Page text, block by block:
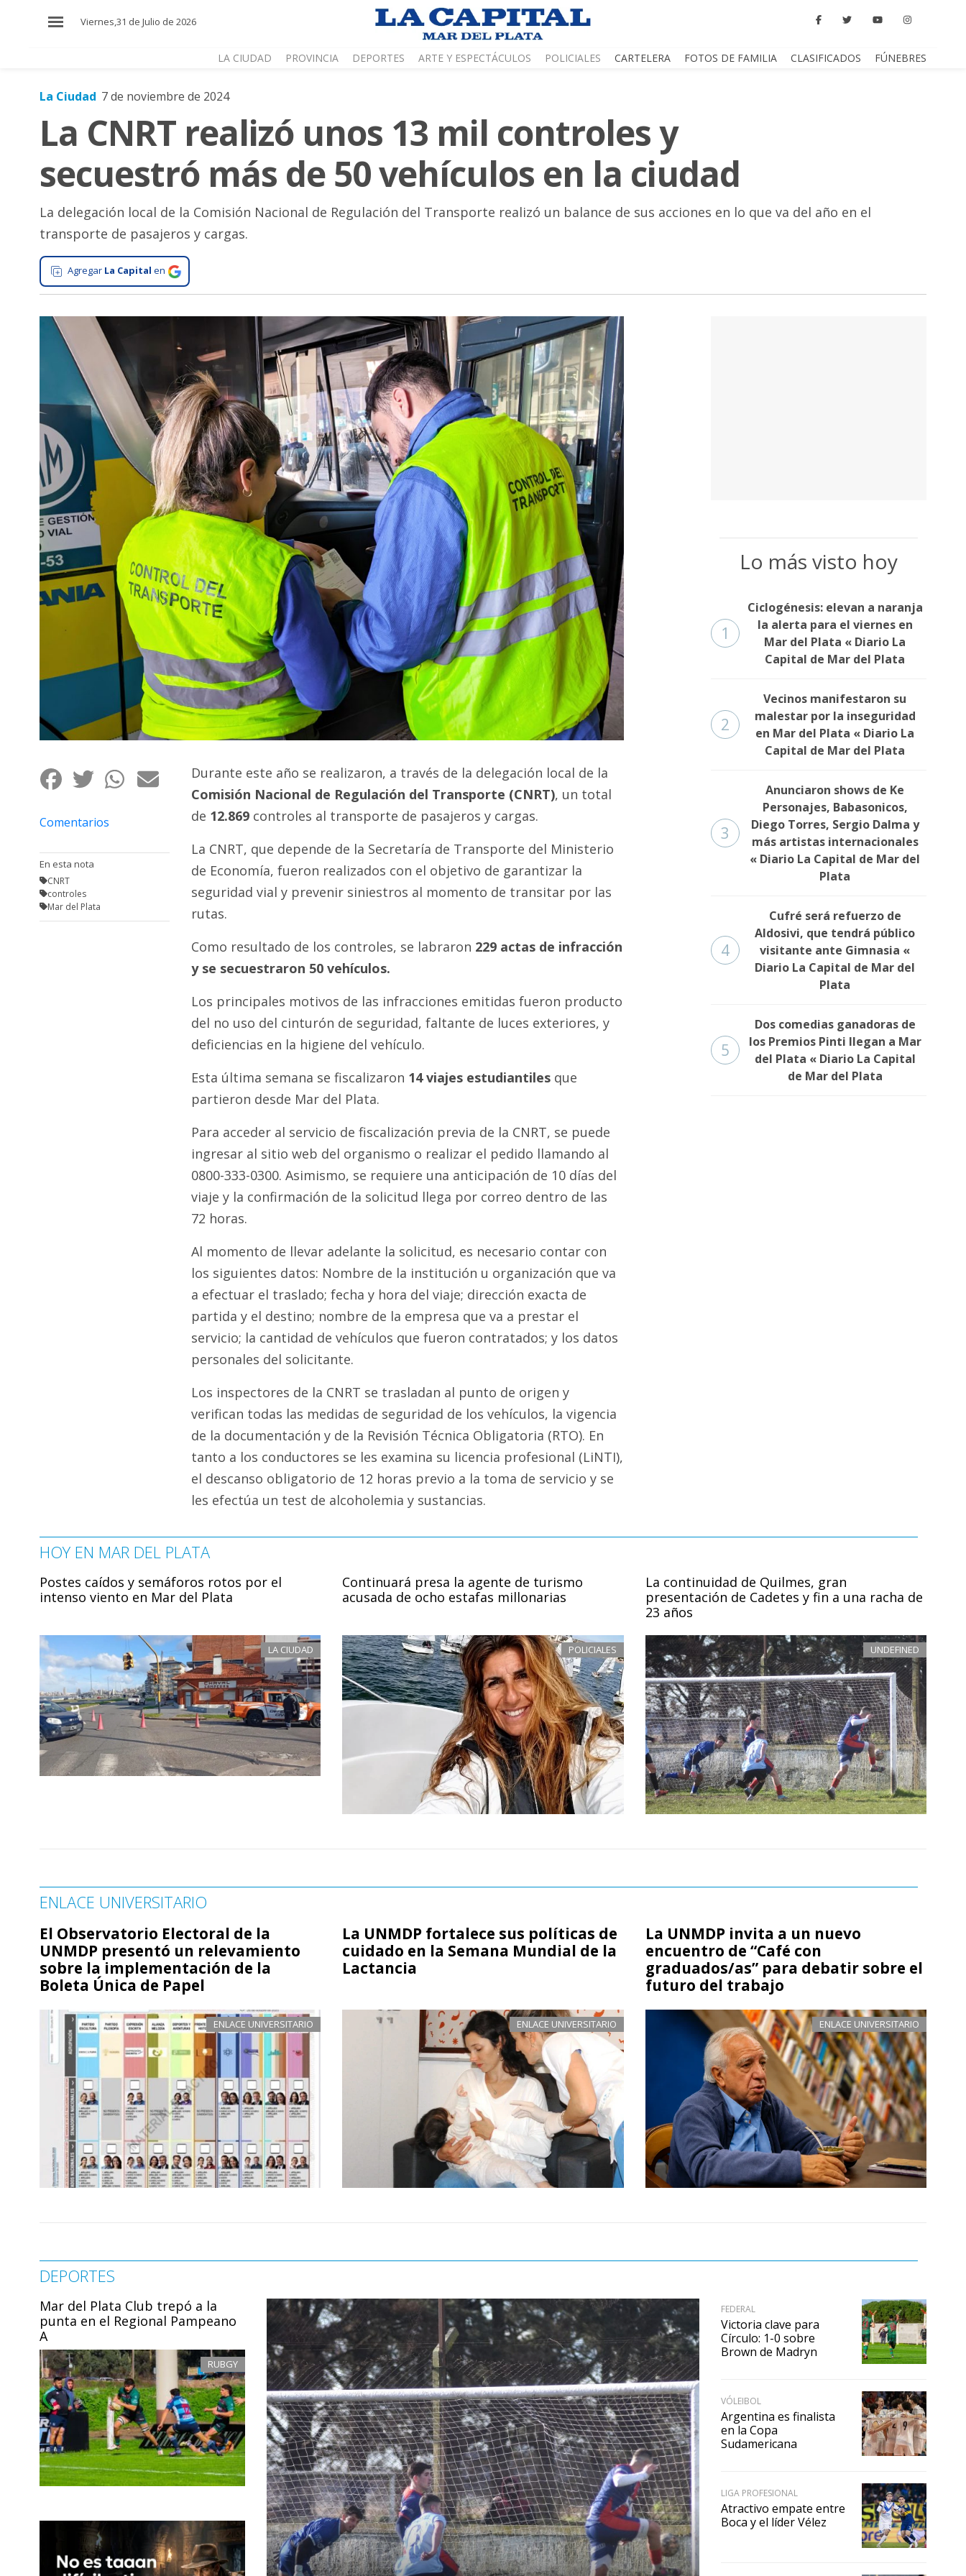
Viernes,31 de Julio de 2026
LA CIUDAD PROVINCIA DEPORTES ARTE Y ESPECTÁCULOS POLICIALES CARTELERA FOTOS DE FAMILIA CLASIFICADOS FÚNEBRES
Zona
Cultura
Tecnología
Gastronomía
Salud
Deportes
Espectáculos
Policiales
Cartelera
Fotos
Familia
La Ciudad 7 de noviembre de 2024
La CNRT realizó unos 13 mil controles y
secuestró más de 50 vehículos en la ciudad
La delegación local de la Comisión Nacional de Regulación del Transporte realizó un balance de sus acciones en lo que va del año en el
transporte de pasajeros y cargas.
Agregar La Capital en
Comentarios
En esta nota
CNRT
controles
Mar del Plata
Durante este año se realizaron, a través de la delegación local de la
Comisión Nacional de Regulación del Transporte (CNRT), un total
de 12.869controles al transporte de pasajeros y cargas.
La CNRT, que depende de la Secretaría de Transporte del Ministerio
de Economía, fueron realizados con el objetivo de garantizar la
seguridad vial y prevenir siniestros al momento de transitar por las
rutas.
Como resultado de los controles, se labraron 229 actas de infracción
y se secuestraron 50 vehículos.
Los principales motivos de las infracciones emitidas fueron producto
del no uso del cinturón de seguridad, faltante de luces exteriores, y
deficiencias en la higiene del vehículo.
Esta última semana se fiscalizaron 14 viajes estudiantilesque
partieron desde Mar del Plata.
Para acceder al servicio de fiscalización previa de la CNRT, se puede
ingresar al sitio web del organismo o realizar el pedido llamando al
0800-333-0300. Asimismo, se requiere una anticipación de 10 días del
viaje y la confirmación de la solicitud llega por correo dentro de las
72 horas.
Al momento de llevar adelante la solicitud, es necesario contar con
los siguientes datos: Nombre de la institución u organización que va
a efectuar el traslado; fecha y hora del viaje; dirección exacta de
partida y el destino; nombre de la empresa que va a prestar el
servicio; la cantidad de vehículos que fueron contratados; y los datos
personales del solicitante.
Los inspectores de la CNRT se trasladan al punto de origen y
verifican todas las medidas de seguridad de los vehículos, la vigencia
de la documentación y de la Revisión Técnica Obligatoria (RTO). En
tanto a los conductores se les examina su licencia profesional (LiNTI),
el descanso obligatorio de 12 horas previo a la toma de servicio y se
les efectúa un test de alcoholemia y sustancias.
Lo más visto hoy
1
Ciclogénesis: elevan a naranja
la alerta para el viernes en
Mar del Plata « Diario La
Capital de Mar del Plata
2
Vecinos manifestaron su
malestar por la inseguridad
en Mar del Plata « Diario La
Capital de Mar del Plata
3
Anunciaron shows de Ke
Personajes, Babasonicos,
Diego Torres, Sergio Dalma y
más artistas internacionales
« Diario La Capital de Mar del
Plata
4
Cufré será refuerzo de
Aldosivi, que tendrá público
visitante ante Gimnasia «
Diario La Capital de Mar del
Plata
5
Dos comedias ganadoras de
los Premios Pinti llegan a Mar
del Plata « Diario La Capital
de Mar del Plata
HOY EN MAR DEL PLATA
Postes caídos y semáforos rotos por el
intenso viento en Mar del Plata
LA CIUDAD
Continuará presa la agente de turismo
acusada de ocho estafas millonarias
POLICIALES
La continuidad de Quilmes, gran
presentación de Cadetes y fin a una racha de
23 años
UNDEFINED
ENLACE UNIVERSITARIO
El Observatorio Electoral de la
UNMDP presentó un relevamiento
sobre la implementación de la
Boleta Única de Papel
ENLACE UNIVERSITARIO
La UNMDP fortalece sus políticas de
cuidado en la Semana Mundial de la
Lactancia
ENLACE UNIVERSITARIO
La UNMDP invita a un nuevo
encuentro de “Café con
graduados/as” para debatir sobre el
futuro del trabajo
ENLACE UNIVERSITARIO
DEPORTES
Mar del Plata Club trepó a la
punta en el Regional Pampeano
A
RUBGY
FEDERAL
Victoria clave para
Círculo: 1-0 sobre
Brown de Madryn
VÓLEIBOL
Argentina es finalista
en la Copa
Sudamericana
LIGA PROFESIONAL
Atractivo empate entre
Boca y el líder Vélez